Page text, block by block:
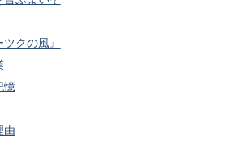
クの風』
憶
由